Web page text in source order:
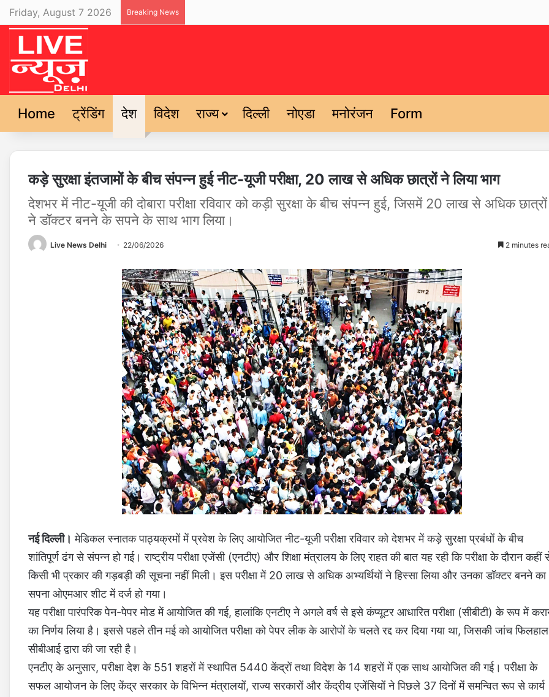
Friday, August 7 2026 Breaking News
Home ट्रेंडिंग देश विदेश राज्य दिल्ली नोएडा मनोरंजन Form
कड़े सुरक्षा इंतजामों के बीच संपन्न हुई नीट-यूजी परीक्षा, 20 लाख से अधिक छात्रों ने लिया भाग
देशभर में नीट-यूजी की दोबारा परीक्षा रविवार को कड़ी सुरक्षा के बीच संपन्न हुई, जिसमें 20 लाख से अधिक छात्रों
ने डॉक्टर बनने के सपने के साथ भाग लिया।
Live News Delhi 22/06/2026 2 minutes
नई दिल्ली। मेडिकल स्नातक पाठ्यक्रमों में प्रवेश के लिए आयोजित नीट-यूजी परीक्षा रविवार को देशभर में कड़े सुरक्षा प्रबंधों के बीच
शांतिपूर्ण ढंग से संपन्न हो गई। राष्ट्रीय परीक्षा एजेंसी (एनटीए) और शिक्षा मंत्रालय के लिए राहत की बात यह रही कि परीक्षा के दौरान कहीं
किसी भी प्रकार की गड़बड़ी की सूचना नहीं मिली। इस परीक्षा में 20 लाख से अधिक अभ्यर्थियों ने हिस्सा लिया और उनका डॉक्टर बनने का
सपना ओएमआर शीट में दर्ज हो गया।
यह परीक्षा पारंपरिक पेन-पेपर मोड में आयोजित की गई, हालांकि एनटीए ने अगले वर्ष से इसे कंप्यूटर आधारित परीक्षा (सीबीटी) के रूप में
का निर्णय लिया है। इससे पहले तीन मई को आयोजित परीक्षा को पेपर लीक के आरोपों के चलते रद्द कर दिया गया था, जिसकी जांच फिलहाल
सीबीआई द्वारा की जा रही है।
एनटीए के अनुसार, परीक्षा देश के 551 शहरों में स्थापित 5440 केंद्रों तथा विदेश के 14 शहरों में एक साथ आयोजित की गई। परीक्षा के
सफल आयोजन के लिए केंद्र सरकार के विभिन्न मंत्रालयों, राज्य सरकारों और केंद्रीय एजेंसियों ने पिछले 37 दिनों में समन्वित रूप से कार्य